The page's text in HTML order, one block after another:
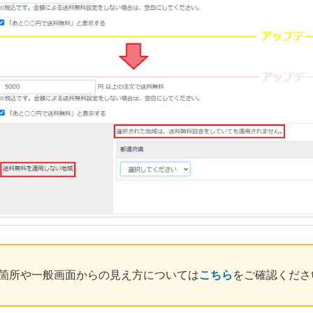
所や一般画面からの見え方についてはこちら をご確認くだ